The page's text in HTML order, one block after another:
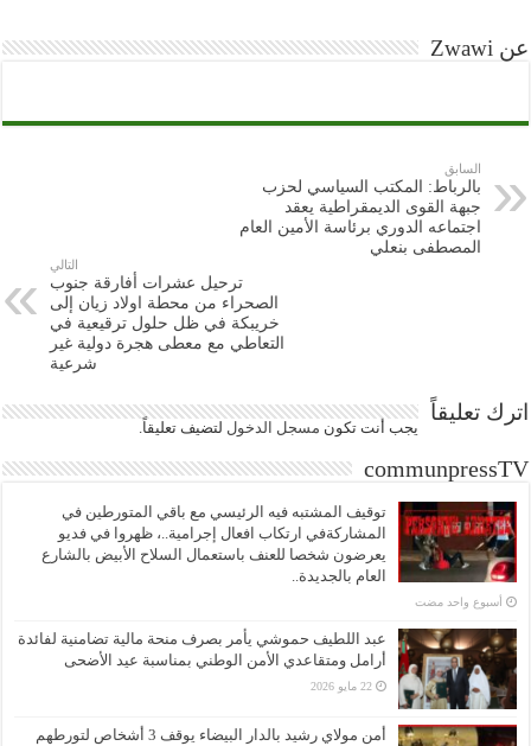
عن Zwawi
السابق
بالرباط: المكتب السياسي لحزب
جبهة القوى الديمقراطية يعقد
اجتماعه الدوري برئاسة الأمين العام
المصطفى بنعلي
التالي
ترحيل عشرات أفارقة جنوب
الصحراء من محطة اولاد زيان إلى
خريبكة في ظل حلول ترقيعية في
التعاطي مع معطى هجرة دولية غير
شرعية
اترك تعليقاً
يجب أنت تكون مسجل الدخول لتضيف تعليقاً.
communpressTV
توقيف المشتبه فيه الرئيسي مع باقي المتورطين في
المشاركةفي ارتكاب افعال إجرامية..، ظهروا في فديو
يعرضون شخصا للعنف باستعمال السلاح الأبيض بالشارع
العام بالجديدة..
‏أسبوع واحد مضت
عبد اللطيف حموشي يأمر بصرف منحة مالية تضامنية لفائدة
أرامل ومتقاعدي الأمن الوطني بمناسبة عيد الأضحى
22 مايو 2026
أمن مولاي رشيد بالدار البيضاء يوقف 3 أشخاص لتورطهم